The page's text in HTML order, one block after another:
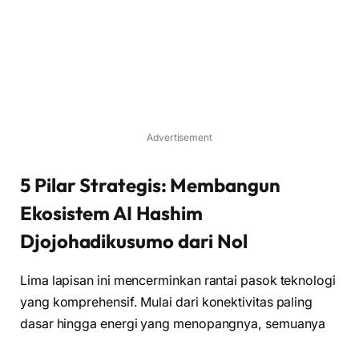
Advertisement
5 Pilar Strategis: Membangun
Ekosistem AI Hashim
Djojohadikusumo dari Nol
Lima lapisan ini mencerminkan rantai pasok teknologi
yang komprehensif. Mulai dari konektivitas paling
dasar hingga energi yang menopangnya, semuanya